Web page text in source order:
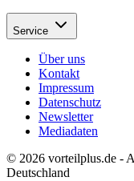
Service
Über uns
Kontakt
Impressum
Datenschutz
Newsletter
Mediadaten
© 2026 vorteilplus.de -
Deutschland